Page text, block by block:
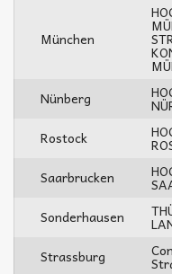
München
Nünberg
Rostock
Saarbrucken
Sonderhausen
Strassburg